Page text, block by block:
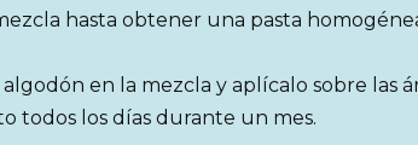
hasta obtener una pasta
en la mezcla y aplícalo sobre las
todos los días durante un mes.